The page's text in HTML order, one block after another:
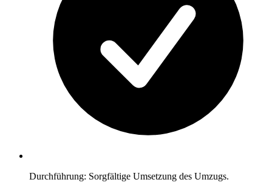
Durchführung: Sorgfältige Umsetzung des Umzugs.